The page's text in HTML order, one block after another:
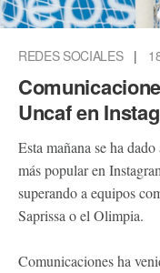
REDES SOCIALES |
Uncaf en
Esta mañana se ha
más popular en
superando a equipos
Saprissa o el Olimpia.
Comunicaciones ha